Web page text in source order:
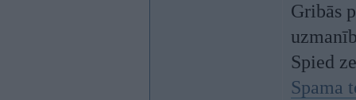
Gribās
Spied
Spama